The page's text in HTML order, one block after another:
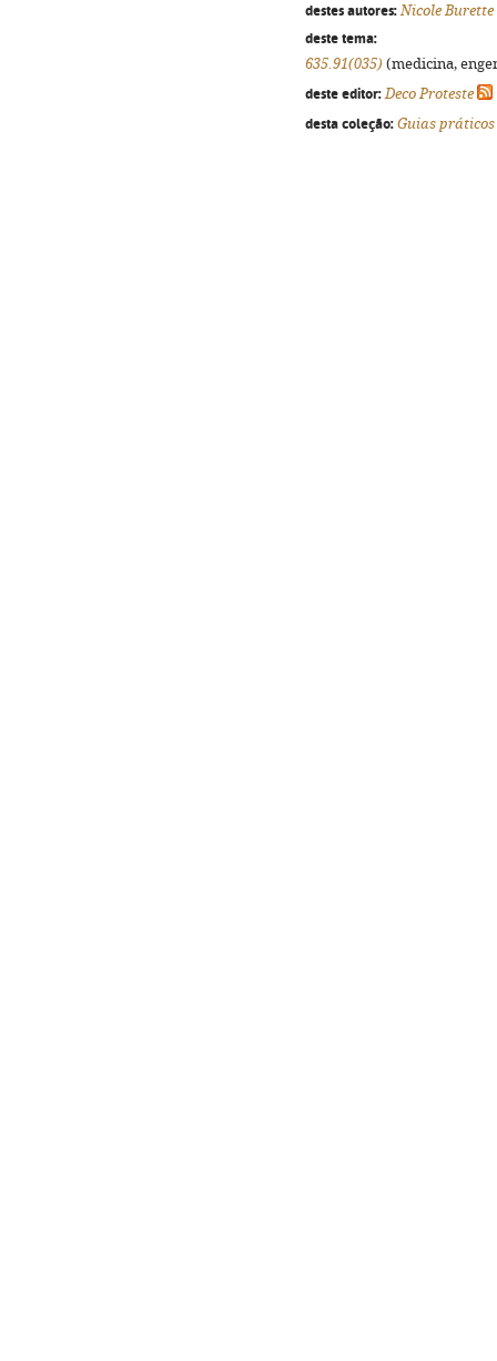
destes autores: Nicole Burette
deste tema:
635.91(035) (medicina,
deste editor: Deco Proteste
desta coleção: Guias práticos